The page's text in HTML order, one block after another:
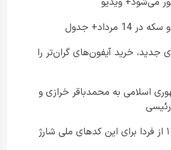
مرداد+ جدول
جدید، خرید آیفون‌های گران‌تر را
اسلامی به محمدباقر خرازی و
کالابرگ مرداد ۱۴۰۵ از فردا برای این کدهای ملی شارژ